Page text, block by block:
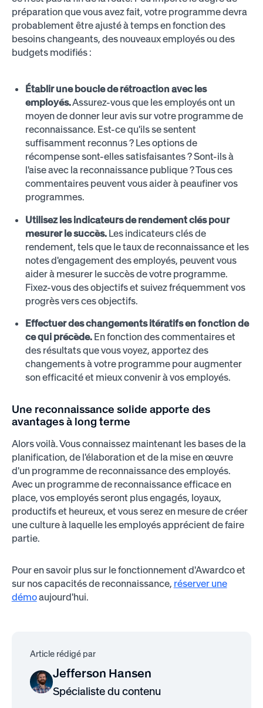
préparation que vous avez fait, votre programme devra
probablement être ajusté à temps en fonction des
besoins changeants, des nouveaux employés ou des
budgets modifiés :
Établir une boucle de rétroaction avec les
employés.Assurez-vous que les employés ont un
moyen de donner leur avis sur votre programme de
reconnaissance. Est-ce qu'ils se sentent
suffisamment reconnus ? Les options de
récompense sont-elles satisfaisantes ? Sont-ils à
l'aise avec la reconnaissance publique ? Tous ces
commentaires peuvent vous aider à peaufiner vos
programmes.
Utilisez les indicateurs de rendement clés pour
mesurer le succès. Les indicateurs clés de
rendement, tels que le taux de reconnaissance et les
notes d'engagement des employés, peuvent vous
aider à mesurer le succès de votre programme.
Fixez-vous des objectifs et suivez fréquemment vos
progrès vers ces objectifs.
Effectuer des changements itératifs en fonction de
ce qui précède. En fonction des commentaires et
des résultats que vous voyez, apportez des
changements à votre programme pour augmenter
son efficacité et mieux convenir à vos employés.
Une reconnaissance solide apporte des
avantages à long terme
Alors voilà. Vous connaissez maintenant les bases de la
planification, de l'élaboration et de la mise en œuvre
d'un programme de reconnaissance des employés.
Avec un programme de reconnaissance efficace en
place, vos employés seront plus engagés, loyaux,
productifs et heureux, et vous serez en mesure de créer
une culture à laquelle les employés apprécient de faire
partie.
Pour en savoir plus sur le fonctionnement d'Awardco et
sur nos capacités de reconnaissance, réserver une
démoaujourd'hui.
Article rédigé par
Jefferson Hansen
Spécialiste du contenu